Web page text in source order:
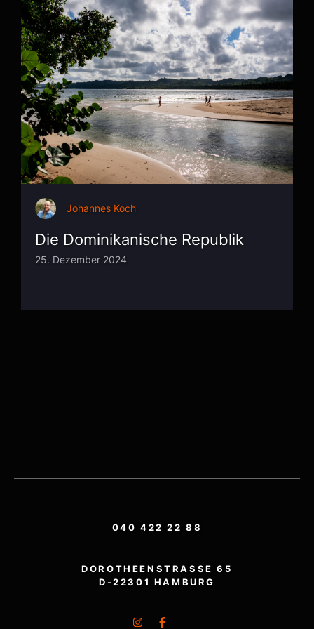
Johannes Koch
Die Dominikanische Republik
25. Dezember 2024
040 422 22 88
DOROTHEENSTRASSE 65
D-22301 HAMBURG